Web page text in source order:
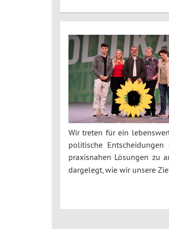
Wir treten für ein
politische
praxisnahen Lösungen zu
dargelegt, wie wir unsere